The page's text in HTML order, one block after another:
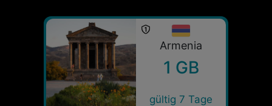
Armenia
1 GB
gültig 7 Tage